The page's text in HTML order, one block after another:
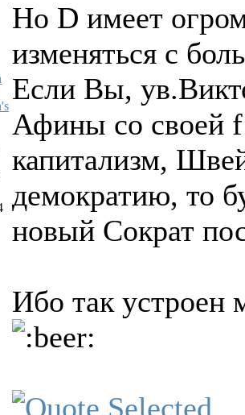
Но D имеет
изменяться с
Если Вы,
Афины со своей f
капитализм,
демократию, то
новый Сократ
Ибо так устроен